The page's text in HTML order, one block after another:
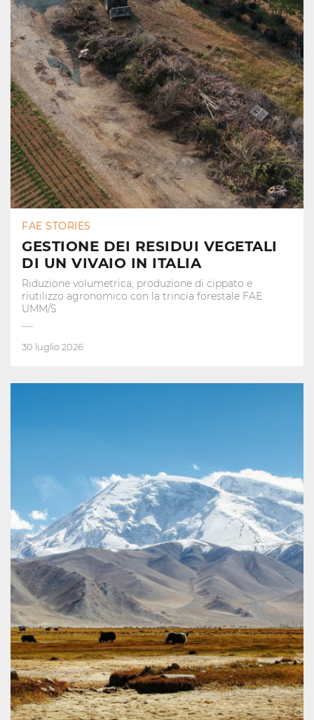
FAE STORIES
GESTIONE DEI RESIDUI VEGETALI
DI UN VIVAIO IN ITALIA
Riduzione volumetrica, produzione di cippato e
riutilizzo agronomico con la trincia forestale FAE
UMM/S
30 luglio 2026